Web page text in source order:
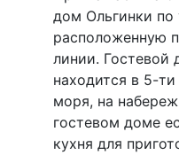
дом Ольгинки по
расположенную
линии. Гостевой
находится в 5-
моря, на
гостевом доме
кухня для